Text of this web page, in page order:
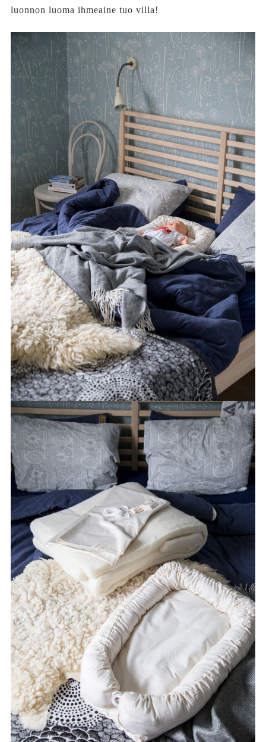
luonnon luoma ihmeaine tuo villa!